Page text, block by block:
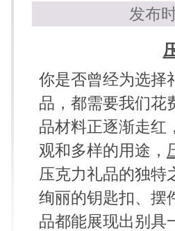
发布
你是否曾经为选择
品，都需要我们花
品材料正逐渐走红
观和多样的用途，
压克力礼品的独特
绚丽的钥匙扣、摆
品都能展现出别具